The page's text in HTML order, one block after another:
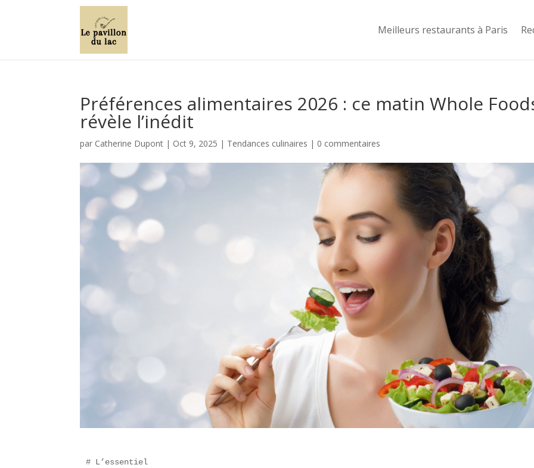
Meilleurs restaurants à Paris
Préférences alimentaires 2026 : ce matin Whole
révèle l’inédit
par Catherine Dupont | Oct 9, 2025 | Tendances culinaires | 0 commentaires
# L’essentiel